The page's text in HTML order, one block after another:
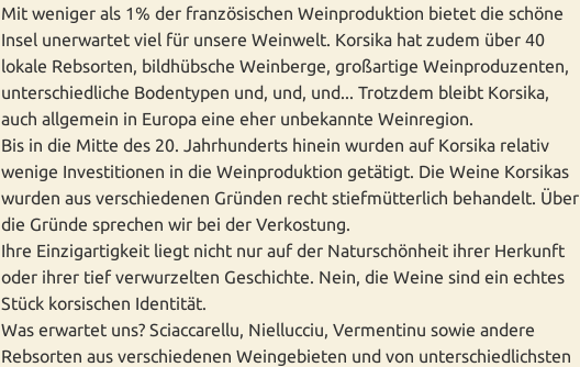
Mit weniger als 1% der französischen Weinproduktion bietet die schöne
Insel unerwartet viel für unsere Weinwelt. Korsika hat zudem über 40
lokale Rebsorten, bildhübsche Weinberge, großartige Weinproduzenten,
unterschiedliche Bodentypen und, und, und... Trotzdem bleibt Korsika,
auch allgemein in Europa eine eher unbekannte Weinregion.
Bis in die Mitte des 20. Jahrhunderts hinein wurden auf Korsika relativ
wenige Investitionen in die Weinproduktion getätigt. Die Weine Korsikas
wurden aus verschiedenen Gründen recht stiefmütterlich behandelt. Über
die Gründe sprechen wir bei der Verkostung.
Ihre Einzigartigkeit liegt nicht nur auf der Naturschönheit ihrer Herkunft
oder ihrer tief verwurzelten Geschichte. Nein, die Weine sind ein echtes
Stück korsischen Identität.
Was erwartet uns? Sciaccarellu, Niellucciu, Vermentinu sowie andere
Rebsorten aus verschiedenen Weingebieten und von unterschiedlichsten